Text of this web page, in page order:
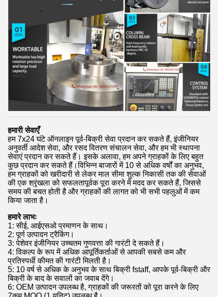
हमारी सेवाएँ
हम 7x24 घंटे ऑनलाइन पूर्व-बिक्री सेवा प्रदान कर सकते हैं, इंजीनियर
अनुवर्ती आदेश सेवा, और रसद वितरण संचालन सेवा, और हम भी स्थापना
सेवाएं प्रदान कर सकते हैं। इसके अलावा, हम अपने ग्राहकों के लिए बहुत
कुछ प्रदान कर सकते हैं।विभिन्न बाजारों में 10 से अधिक वर्षों का अनुभव,
हम ग्राहकों को खरीदारी से लेकर माल सीमा शुल्क निकासी तक की सेवाओं
की एक श्रृंखला को सफलतापूर्वक पूरा करने में मदद कर सकते हैं, जिससे
समय की बचत होती है और ग्राहकों की लागत को भी सभी पहलुओं में कम
किया जाता है।
हमारे लाभः
1: सीई, आईएसओ प्रमाणन के साथ।
2: पूर्ण उत्पादन ट्रैकिंग।
3: पेशेवर इंजीनियर उच्चतम गुणवत्ता की गारंटी दे सकते हैं।
4: विकल्प के रूप में अधिक आपूर्तिकर्ताओं से आपकी सबसे कम और
प्रतिस्पर्धी कीमत की गारंटी मिलती है।
5: 10 वर्ष से अधिक के अनुभव के साथ बिक्री fstaff, आपके पूर्व-बिक्री और
बिक्री के बाद के सवालों का जवाब देंगे।
6: OEM उत्पादन उपलब्ध है, ग्राहकों की जरूरतों को पूरा करने के लिए